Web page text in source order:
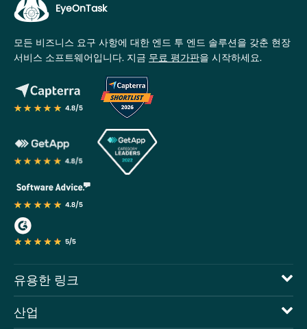
EyeOnTask
모든 비즈니스 요구 사항에 대한 엔드 투 엔드 솔루션을 갖춘 현장
서비스 소프트웨어입니다. 지금 무료 평가판을 시작하세요.
유용한 링크
산업